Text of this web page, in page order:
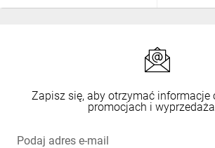
Zapisz się, aby otrzymać informacje
promocjach i
Podaj adres e-mail